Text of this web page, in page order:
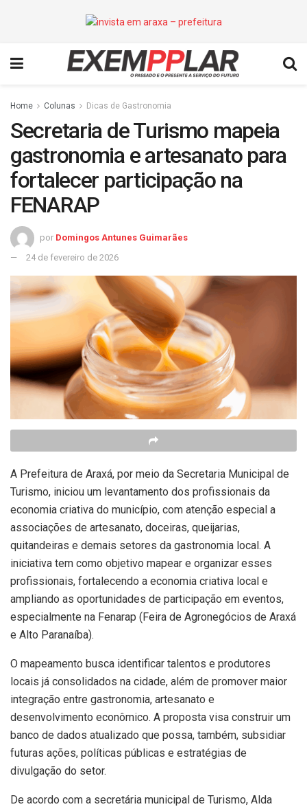
Home Colunas Dicas de Gastronomia
Secretaria de Turismo mapeia
gastronomia e artesanato para
fortalecer participação na
FENARAP
por Domingos Antunes Guimarães
24 de fevereiro de 2026
A Prefeitura de Araxá, por meio da Secretaria Municipal de
Turismo, iniciou um levantamento dos profissionais da
economia criativa do município, com atenção especial a
associações de artesanato, doceiras, queijarias,
quitandeiras e demais setores da gastronomia local. A
iniciativa tem como objetivo mapear e organizar esses
profissionais, fortalecendo a economia criativa local e
ampliando as oportunidades de participação em eventos,
especialmente na Fenarap (Feira de Agronegócios de Araxá
e Alto Paranaíba).
O mapeamento busca identificar talentos e produtores
locais já consolidados na cidade, além de promover maior
integração entre gastronomia, artesanato e
desenvolvimento econômico. A proposta visa construir um
banco de dados atualizado que possa, também, subsidiar
futuras ações, políticas públicas e estratégias de
divulgação do setor.
De acordo com a secretária municipal de Turismo, Alda